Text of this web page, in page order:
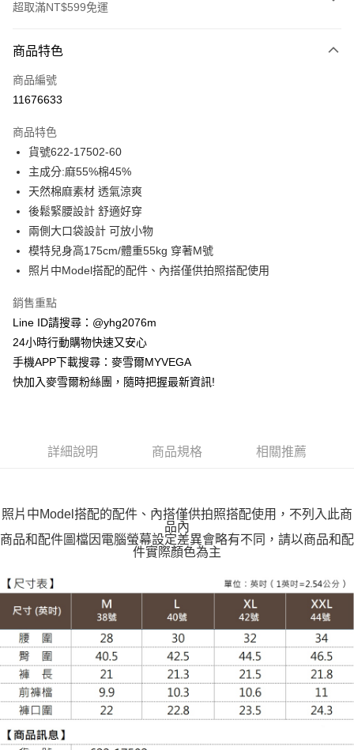
超取滿NT$599免運
信用卡一次付款
信用卡分期付款
合作金庫商業銀行
華南商業銀行
上海商業儲蓄銀行
國泰世華商業銀行
臺灣中小企業銀行
匯豐（台灣）商業銀行
聯邦商業銀行
元大商業銀行
永豐商業銀行
玉山商業銀行
星展（台灣）商業銀行
台灣樂天信用卡公司
超商取貨付款
LINE Pay
Apple Pay
街口支付
貨到付款
運送方式
全家取貨付款
每筆NT$100，滿NT$599(含以上)免運費
每筆NT$100，滿NT$988(含以上)免運費
付款後萊爾富取貨
每筆NT$100，滿NT$988(含以上)免運費
7-11取貨付款
每筆NT$100，滿NT$988(含以上)免運費
付款後7-11取貨
每筆NT$100，滿NT$988(含以上)免運費
大嘴鳥宅配通
每筆NT$100，滿NT$988(含以上)免運費
貨到付款
商品特色
商品編號
11676633
商品特色
貨號622-17502-60
主成分:麻55%棉45%
天然棉麻素材 透氣涼爽
後鬆緊腰設計 舒適好穿
兩側大口袋設計 可放小物
模特兒身高175cm/體重55kg 穿著M號
照片中Model搭配的配件、內搭僅供拍照搭配使用
銷售重點
Line ID請搜尋：@yhg2076m
24小時行動購物快速又安心
手機APP下載搜尋：麥雪爾MYVEGA
快加入麥雪爾粉絲團，隨時把握最新資訊!
詳細說明 商品規格 相關推薦
照片中Model搭配的配件、內搭僅供拍照搭配使用，不列入此商
品內
商品和配件圖檔因電腦螢幕設定差異會略有不同，請以商品和配
件實際顏色為主